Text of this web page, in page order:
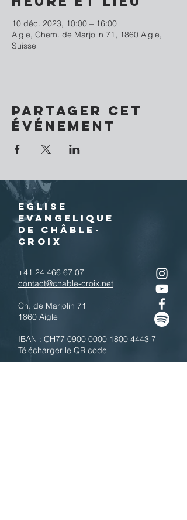
10 déc. 2023, 10:00 – 16:00
Aigle, Chem. de Marjolin 71, 1860 Aigle,
Suisse
Partager cet
événement
EGLISE
EVANGELIQUE
DE CHÂBLE-
CROIX
+41 24 466 67 07
contact@chable-croix.net
Ch. de Marjolin 71
1860 Aigle
IBAN : CH77 0900 0000 1800 4443 7
Télécharger le QR code